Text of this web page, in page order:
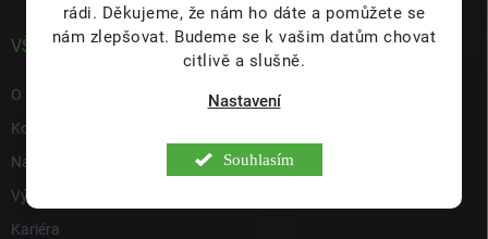
rádi. Děkujeme, že nám ho dáte a pomůžete se
nám zlepšovat. Budeme se k vašim datům chovat
citlivě a slušně.
Nastavení
Souhlasím
VŠE O NÁS
O nás
Kontakty
Napište nám
Výdejní místo s prodejnou Hulín
Kariéra